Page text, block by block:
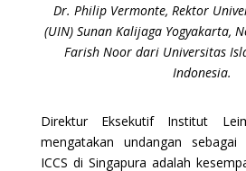
Dr. Philip Vermonte, Rektor
(UIN) Sunan Kalijaga Yogyakarta,
Farish Noor dari Universitas
Indonesia.
Direktur Eksekutif Institut
mengatakan undangan
ICCS di Singapura adalah